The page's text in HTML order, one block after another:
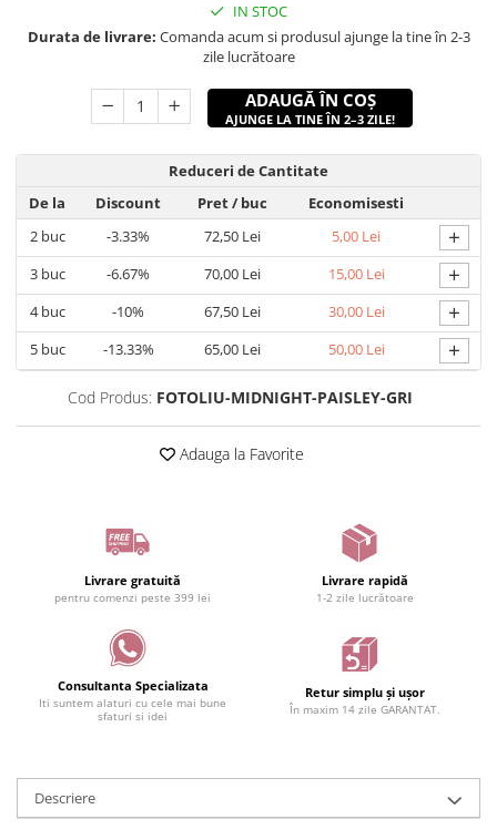
IN STOC
Durata de livrare: Comanda acum si produsul ajunge la tine în 2-3
zile lucrătoare
ADAUGĂ ÎN COȘ
AJUNGE LA TINE ÎN 2–3 ZILE!
Reduceri de Cantitate
De la
Discount Pret/ buc
Economisesti
2buc -3.33% 72,50 Lei 5,00 Lei +
3buc -6.67% 70,00 Lei 15,00 Lei +
4buc -10% 67,50 Lei 30,00 Lei +
5buc -13.33% 65,00 Lei 50,00 Lei +
Cod Produs: FOTOLIU-MIDNIGHT-PAISLEY-GRI
Adauga la Favorite
Livrare gratuită
pentru comenzi peste 399 lei
Livrare rapidă
1-2 zile lucrătoare
Consultanta Specializata
Iti suntem alaturi cu cele mai bune
sfaturi si idei
Retur simplu și ușor
În maxim 14 zile GARANTAT.
Descriere